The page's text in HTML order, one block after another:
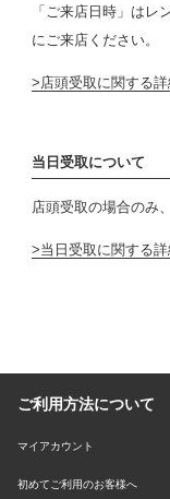
「ご来店日時」はレ
にご来店ください。
店頭受取に関する
当日受取について
店頭受取の場合のみ
当日受取に関する
ご利用方法について
マイアカウント
初めてご利用のお客様へ